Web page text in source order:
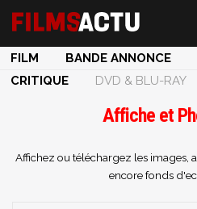
FILM BANDE ANNONCE
CRITIQUE
DVD & BLU-RAY
Affiche et
Affichez ou téléchargez les images,
encore fonds